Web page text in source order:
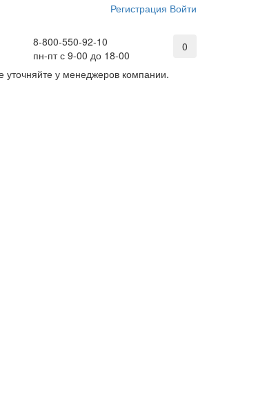
Регистрация Войти
8-800-550-92-10
пн-пт с 9-00 до 18-00
0
уточняйте у менеджеров компании.